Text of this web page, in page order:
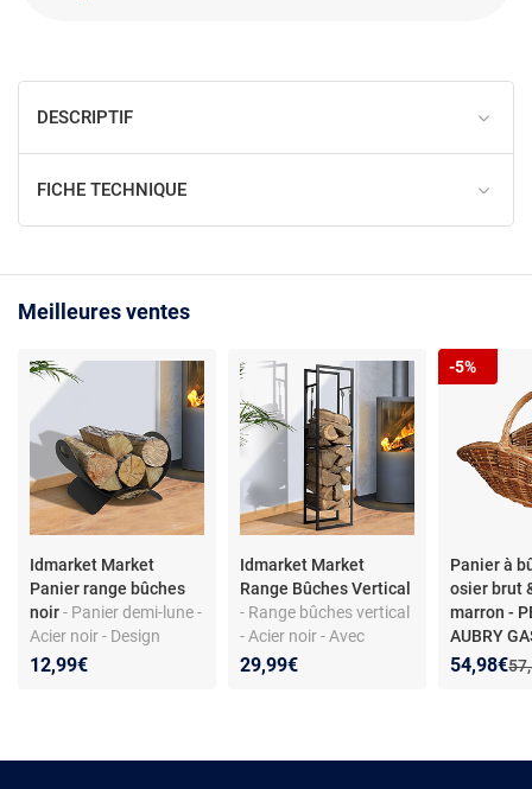
DESCRIPTIF
FICHE TECHNIQUE
Meilleures ventes
Idmarket Market
Panier range bûches
noir- Panier demi-lune -
Acier noir - Design
moderne - Dimensions
12,99€
Idmarket Market
Range Bûches Vertical
- Range bûches vertical
- Acier noir - Avec
étagère et accessoires
29,99€
Panier à
osier brut
marron -
AUBRY
Panier à
Nouveau
54,98€
-5%